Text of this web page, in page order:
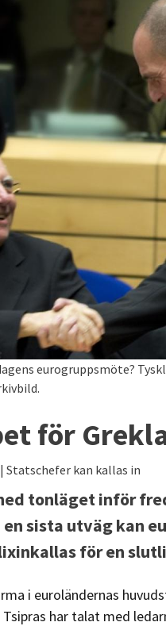
eurogruppsmöte?
för
| Statschefer kan kallas in
tonläget inför
en sista utväg kan
för en
i euroländernas
har talat med